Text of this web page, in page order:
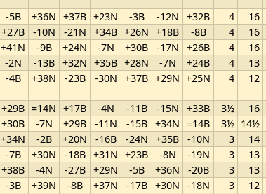
-5B +36N +37B +23N -3B -12N +32B 4 16
+27B -10N -21N +34B +26N +18B -8B 4 16
+41N -9B +24N -7N +30B -17N +26B 4 16
-2N -13B +32N +35B +28N -7N +24B 4 13
-4B +38N -23B -30N +37B +29N +25N 4 12
+29B =14N +17B -4N -11B -15N +33B 3½ 16
+30B -7N +29B -11N -15B +34N =14B 3½ 14½
+34N -2B +20N -16B -24N +35B -10N 3 14
-7B +30N -18B +31N +23B -8N -19N 3 13
+38B -4N -27B +29N -5B +36N -20B 3 13
-3B +39N -8B +37N -17B +30N -18N 3 12